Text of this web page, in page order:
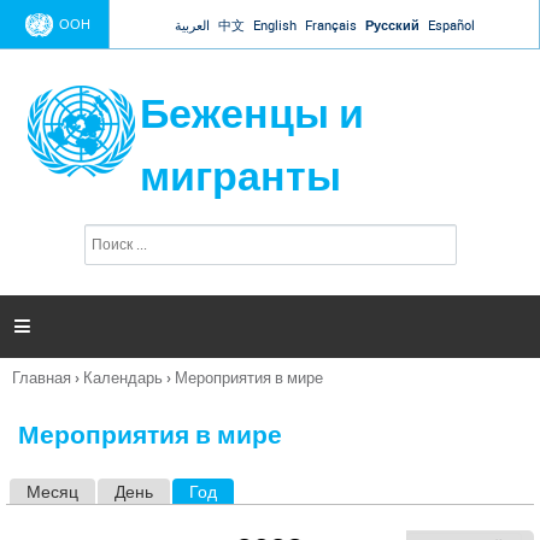
Jump to navigation
ООН العربية 中文 English Français Русский Español
Беженцы и
мигранты
п
и

Вы
Главная › Календарь › Мероприятия в мире
Мероприятия в мире
Месяц День Год